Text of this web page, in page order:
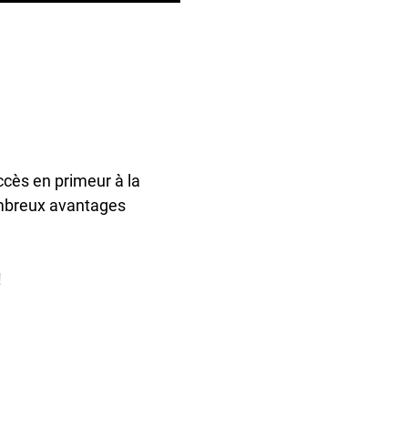
en primeur à la
avantages